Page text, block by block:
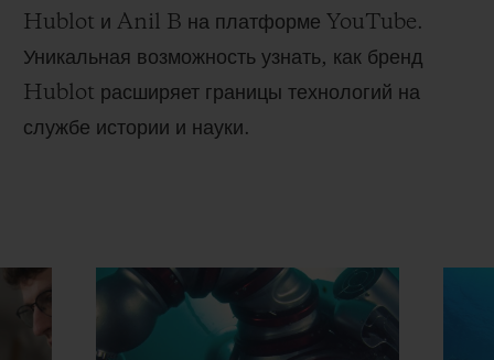
Hublot и Anil B на платформе YouTube.
Уникальная возможность узнать, как бренд
Hublot расширяет границы технологий на
службе истории и науки.